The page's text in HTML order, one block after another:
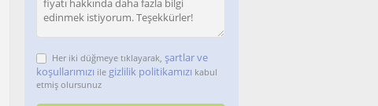
Her iki düğmeye tıklayarak, şartlar ve
koşullarımızı ile gizlilik politikamızı kabul
etmiş olursunuz